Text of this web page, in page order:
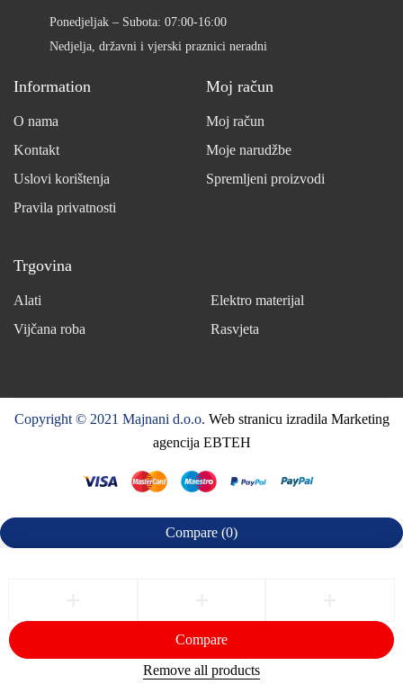
Ponedjeljak – Subota: 07:00-16:00
Nedjelja, državni i vjerski praznici neradni
Information
O nama
Kontakt
Uslovi korištenja
Pravila privatnosti
Moj račun
Moj račun
Moje narudžbe
Spremljeni proizvodi
Trgovina
Alati
Elektro materijal
Vijčana roba
Rasvjeta
Copyright © 2021 Majnani d.o.o. Web stranicu izradila Marketing
agencija EBTEH
Compare (0)
Compare
Remove all products